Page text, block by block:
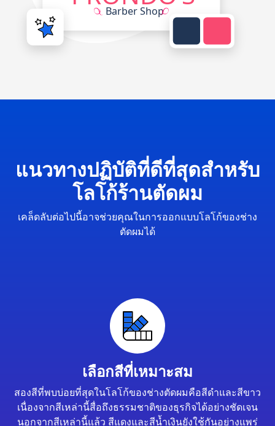
แนวทางปฏิบัติที่ดีที่สุดสำหรับ
โลโก้ร้านตัดผม
เคล็ดลับต่อไปนี้อาจช่วยคุณในการออกแบบโลโก้ของช่าง
ตัดผมได้
เลือกสีที่เหมาะสม
สองสีที่พบบ่อยที่สุดในโลโก้ของช่างตัดผมคือสีดำและสีขาว
เนื่องจากสีเหล่านี้สื่อถึงธรรมชาติของธุรกิจได้อย่างชัดเจน
นอกจากสีเหล่านี้แล้ว สีแดงและสีน้ำเงินยังใช้กันอย่างแพร่